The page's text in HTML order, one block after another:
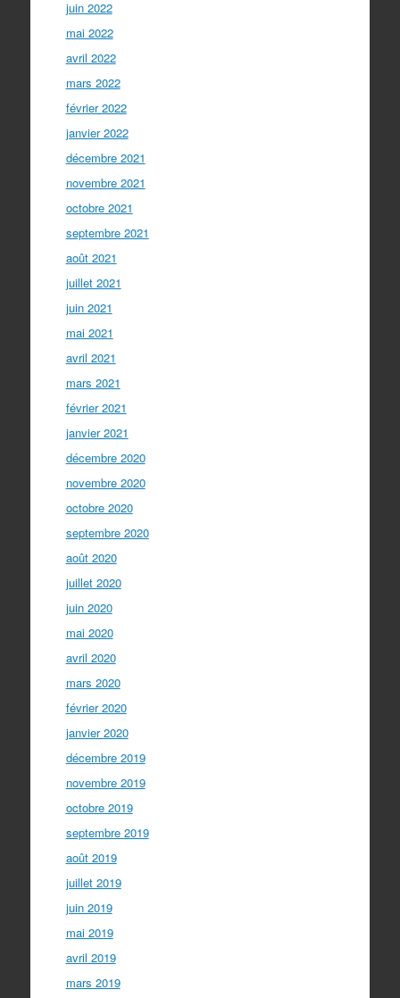
juin 2022
mai 2022
avril 2022
mars 2022
février 2022
janvier 2022
décembre 2021
novembre 2021
octobre 2021
septembre 2021
août 2021
juillet 2021
juin 2021
mai 2021
avril 2021
mars 2021
février 2021
janvier 2021
décembre 2020
novembre 2020
octobre 2020
septembre 2020
août 2020
juillet 2020
juin 2020
mai 2020
avril 2020
mars 2020
février 2020
janvier 2020
décembre 2019
novembre 2019
octobre 2019
septembre 2019
août 2019
juillet 2019
juin 2019
mai 2019
avril 2019
mars 2019